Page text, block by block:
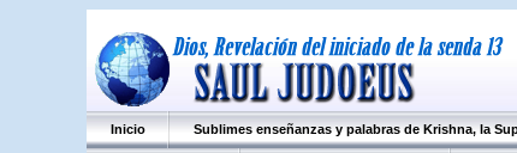
Inicio Sublimes enseñanzas y palabras de Krishna, la